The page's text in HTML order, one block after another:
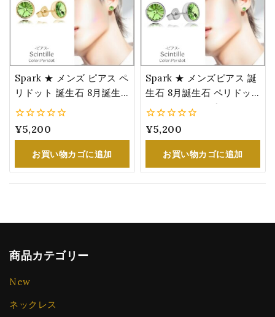
Spark ★ メンズ ピアス ペ
リドット 誕生石 8月誕生
石 カラー スワロフスキー
誕生日 プレゼント 男性
0
5
¥5,200
お買い物カゴに追加
Spark ★ メンズピアス 誕
生石 8月誕生石 ペリドッ
ト カラー シンプル スワロ
誕生日 プレゼント 男性
0
5
¥5,200
お買い物カゴに追加
商品カテゴリー
New
ネックレス